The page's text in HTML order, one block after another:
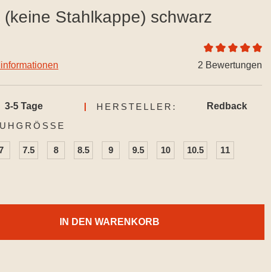
Stahlkappe) schwarz
2 Bewertungen
3-5 Tage HERSTELLER:
Redback
7.5 8 8.5 9 9.5 10 10.5 11
IN DEN WARENKORB